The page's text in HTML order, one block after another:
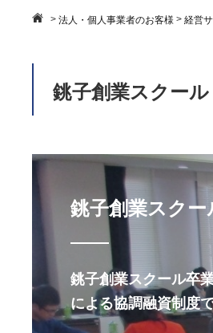
>法人・個人事業者のお客様 >経営
銚子創業スクー
銚子創業スク
銚子創業スクール卒
による協調融資制度